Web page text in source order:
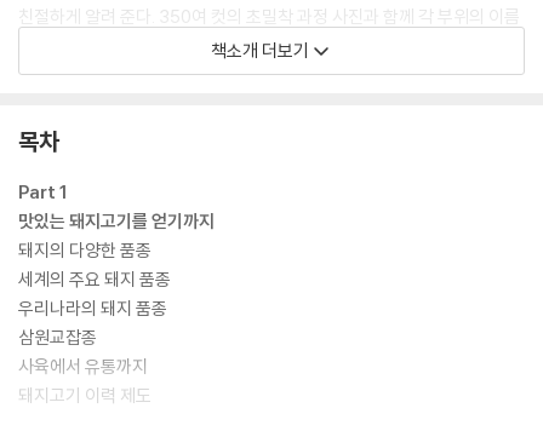
친절하게 알려 준다. 350여 컷의 초밀착 과정 사진과 함께 각 부위의 이름
과 특징, 돼지 발골 및 해체, 분할 정형, 상품화 요령을 상세히 기술해 초심
자도 쉽게 따라 하면서 부위별 손질법을 제대로 익힐 수 있다. 그 외에도 알
생산되는 전 과정을 한눈에 파악할 수 있도록 총정리했다. 돼지고기의 현
얻고 싶은 고깃집 사장님은 물론 일반 외식 업소에서도 반드시 구비해야
할 책이다. 『백종원의 肉 : 돼지고기 편』을 시작으로 소고기 편, 가금류 편
도 출간될 예정이다.
책소개 더보기
목차
Part 1
맛있는 돼지고기를 얻기까지
돼지의 다양한 품종
세계의 주요 돼지 품종
우리나라의 돼지 품종
삼원교잡종
사육에서 유통까지
돼지고기 이력 제도